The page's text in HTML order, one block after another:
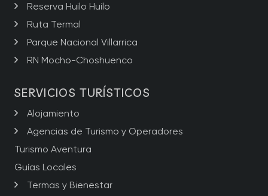
Reserva Huilo Huilo
Ruta Termal
Parque Nacional Villarrica
RN Mocho-Choshuenco
SERVICIOS TURÍSTICOS
Alojamiento
Agencias de Turismo y Operadores
Turismo Aventura
Guías Locales
Termas y Bienestar